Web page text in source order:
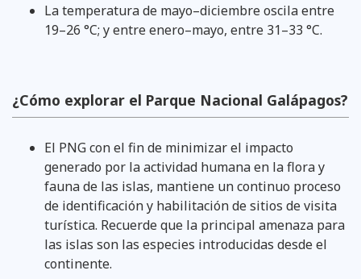
La temperatura de mayo–diciembre oscila entre
19–26 °C; y entre enero–mayo, entre 31–33 °C.
¿Cómo explorar el Parque Nacional Galápagos?
El PNG con el fin de minimizar el impacto
generado por la actividad humana en la flora y
fauna de las islas, mantiene un continuo proceso
de identificación y habilitación de sitios de visita
turística. Recuerde que la principal amenaza para
las islas son las especies introducidas desde el
continente.